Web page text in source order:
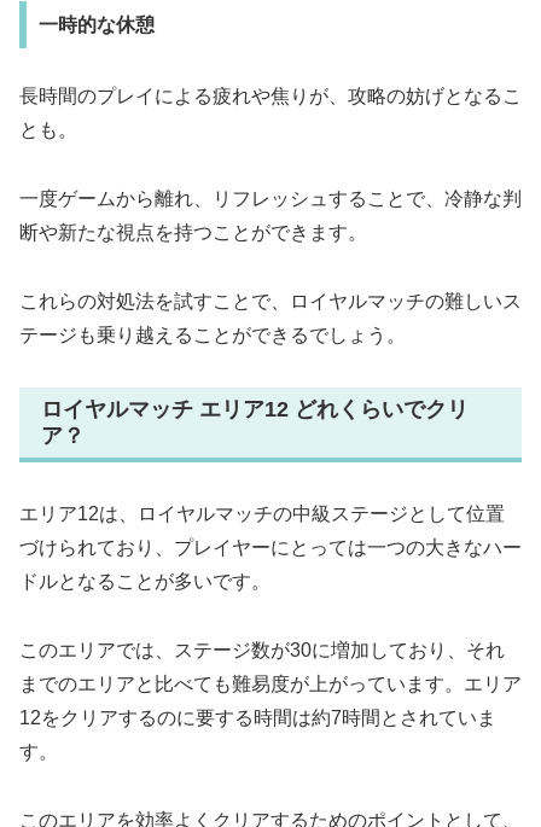
一時的な休憩
長時間のプレイによる疲れや焦りが、攻略の妨げとなるこ
とも。
一度ゲームから離れ、リフレッシュすることで、冷静な判
断や新たな視点を持つことができます。
これらの対処法を試すことで、ロイヤルマッチの難しいス
テージも乗り越えることができるでしょう。
ロイヤルマッチ エリア12 どれくらいでクリ
ア？
エリア12は、ロイヤルマッチの中級ステージとして位置
づけられており、プレイヤーにとっては一つの大きなハー
ドルとなることが多いです。
このエリアでは、ステージ数が30に増加しており、それ
までのエリアと比べても難易度が上がっています。エリア
12をクリアするのに要する時間は約7時間とされていま
す。
このエリアを効率よくクリアするためのポイントとして、